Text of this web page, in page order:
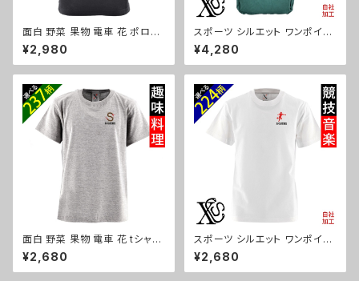
面白 野菜 果物 電車 花 ポロシ
ャツ リアル 刺繍 プレゼント 半
袖 レディース オリジナル 無地
ワンポイント ロゴ おしゃれ ゴル
ッズ ori-aw-poh2-b09-s
¥2,980
スポーツ シルエット ワンポイン
ト 刺繍 ミニ ショルダーバッグ レ
ディース メンズ スマホ シェニー
ル 軽量 小物 ワンショルダーバッ
念品 部活 卒団 サッカー バスケ
テニス 誕生日 ori-a-bag75-b
08-s
¥4,280
面白 野菜 果物 電車 花 tシャツ
リアル 刺繍 プレゼント 5.6oz
オリジナル 半袖 Tシャツ メンズ
ワンポイント ロゴ おしゃれ 無
¥2,680
スポーツ シルエット ワンポイン
ト 刺繍 プレゼント 5.6oz オリ
ジナル 半袖 Tシャツ メンズ ロ
ゴ おしゃれ tシャツ 無地 カット
¥2,680